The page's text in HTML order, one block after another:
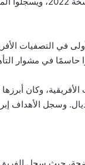
في التصفيات
حاسمًا في مشوار
وكان
وسجل الأهداف